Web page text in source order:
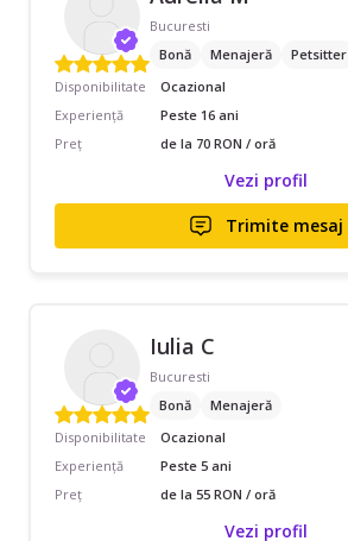
Bucuresti
Bonă
Menajeră
Petsitter
Disponibilitate
Ocazional
Experiență
Peste 16 ani
Preț
de la 70 RON / oră
Vezi profil
Trimite mesaj
Iulia C
Bucuresti
Bonă
Menajeră
Disponibilitate
Ocazional
Experiență
Peste 5 ani
Preț
de la 55 RON / oră
Vezi profil